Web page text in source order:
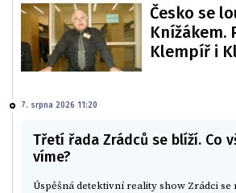
Česko se
Knížákem.
Klempíř i
7. srpna 2026 11:20
Třetí řada Zrádců se blíží. Co
víme?
Úspěšná detektivní reality show Zrádci se